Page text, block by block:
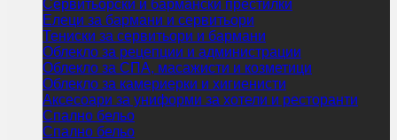
Сервитьорски и бармански престилки
Елеци за бармани и сервитьори
Тениски за сервитьори и бармани
Облекло за рецепции и администрации
Облекло за СПА, масажисти и козметици
Облекло за камериерки и хигиенисти
Аксесоари за униформи за хотели и ресторанти
Спално бельо
Спално бельо